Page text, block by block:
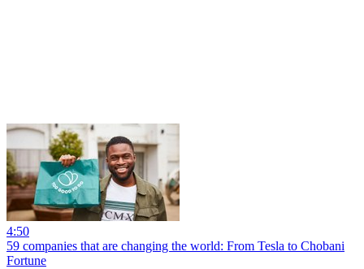
4:50
59 companies that are changing the world: From Tesla to Chobani
Fortune